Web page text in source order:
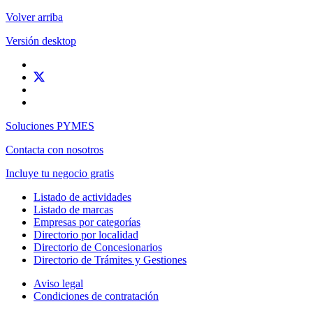
Volver arriba
Versión desktop
Soluciones PYMES
Contacta con nosotros
Incluye tu negocio gratis
Listado de actividades
Listado de marcas
Empresas por categorías
Directorio por localidad
Directorio de Concesionarios
Directorio de Trámites y Gestiones
Aviso legal
Condiciones de contratación